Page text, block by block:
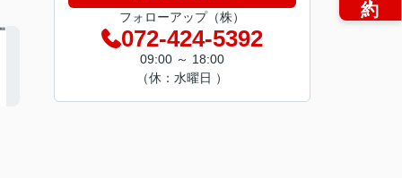
フォローアップ（株）
072-424-5392
09:00 ～ 18:00
（休：水曜日 ）